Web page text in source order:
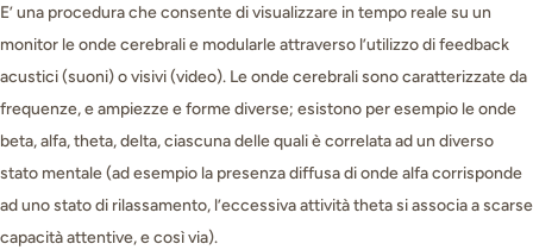
E’ una procedura che consente di visualizzare in tempo reale su un
monitor le onde cerebrali e modularle attraverso l’utilizzo di feedback
acustici (suoni) o visivi (video). Le onde cerebrali sono caratterizzate da
frequenze, e ampiezze e forme diverse; esistono per esempio le onde
beta, alfa, theta, delta, ciascuna delle quali è correlata ad un diverso
stato mentale (ad esempio la presenza diffusa di onde alfa corrisponde
ad uno stato di rilassamento, l’eccessiva attività theta si associa a scarse
capacità attentive, e così via).